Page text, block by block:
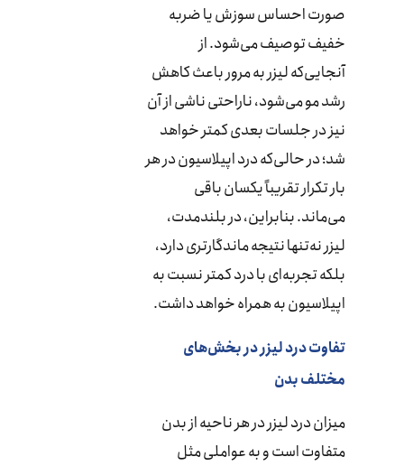
صورت احساس سوزش یا ضربه
خفیف توصیف می‌شود. از
آنجایی‌که لیزر به مرور باعث کاهش
رشد مو می‌شود، ناراحتی ناشی از آن
نیز در جلسات بعدی کمتر خواهد
شد؛ در حالی‌که درد اپیلاسیون در هر
بار تکرار تقریباً یکسان باقی
می‌ماند. بنابراین، در بلندمدت،
لیزر نه‌تنها نتیجه ماندگارتری دارد،
بلکه تجربه‌ای با درد کمتر نسبت به
اپیلاسیون به همراه خواهد داشت.
تفاوت درد لیزر در بخش‌های
مختلف بدن
میزان درد لیزر در هر ناحیه از بدن
متفاوت است و به عواملی مثل